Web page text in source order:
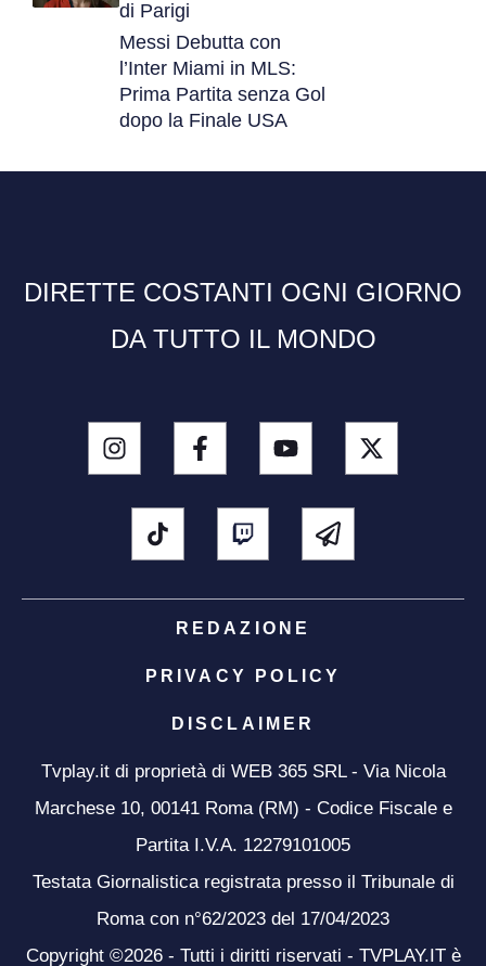
di Parigi
Messi Debutta con
l’Inter Miami in MLS:
Prima Partita senza Gol
dopo la Finale USA
DIRETTE COSTANTI OGNI GIORNO
DA TUTTO IL MONDO
REDAZIONE
PRIVACY POLICY
DISCLAIMER
Tvplay.it di proprietà di WEB 365 SRL - Via Nicola
Marchese 10, 00141 Roma (RM) - Codice Fiscale e
Partita I.V.A. 12279101005
Testata Giornalistica registrata presso il Tribunale di
Roma con n°62/2023 del 17/04/2023
Copyright ©2026 - Tutti i diritti riservati - TVPLAY.IT è